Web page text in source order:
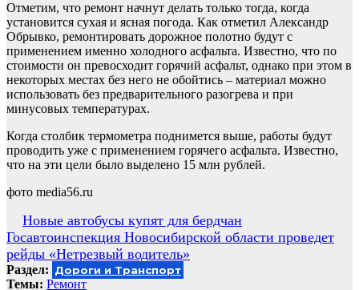
Отметим, что ремонт начнут делать только тогда, когда
установится сухая и ясная погода. Как отметил Александр
Обрывко, ремонтировать дорожное полотно будут с
применением именно холодного асфальта. Известно, что по
стоимости он превосходит горячий асфальт, однако при этом в
некоторых местах без него не обойтись – материал можно
использовать без предварительного разогрева и при
минусовых температурах.
Когда столбик термометра поднимется выше, работы будут
проводить уже с применением горячего асфальта. Известно,
что на эти цели было выделено 15 млн рублей.
фото media56.ru
Навигация
по
записям
Новые автобусы купят для бердчан
Госавтоинспекция Новосибирской области проведет
рейды «Нетрезвый водитель»
Раздел: Дороги и Транспорт
Темы: Ремонт